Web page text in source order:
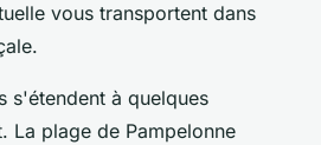
vous transportent dans
s'étendent à quelques
La plage de Pampelonne